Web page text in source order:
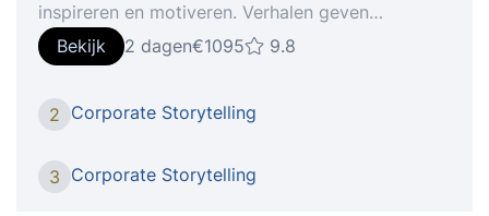
inspireren en motiveren. Verhalen geven
betekenis, ordenen, zorgen ervoor dat men zich
kan identificeren en en dat men zich meer
betrokken voelt. Waar komen we vandaan, waar
staan we met elkaar en waar gaan we naar toe?
organisatie, de waardes en strategieën betekenis
Bekijk 2 dagen€1095 9.8
2 Corporate Storytelling
3 Corporate Storytelling